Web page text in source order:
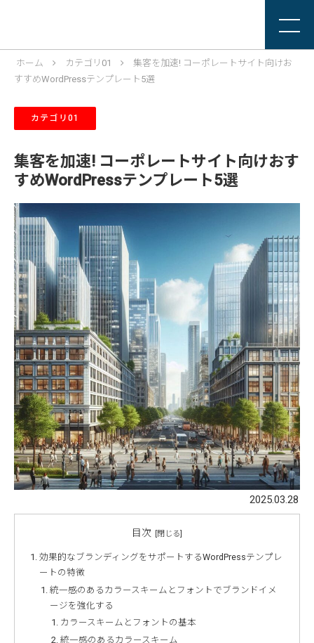
ホーム カテゴリ01
集客を加速! コーポレートサイト向けお
すすめWordPressテンプレート5選
カテゴリ01
集客を加速! コーポレートサイト向けおす
すめWordPressテンプレート5選
2025.03.28
目次
効果的なブランディングをサポートするWordPressテンプレ
ートの特徴
統一感のあるカラースキームとフォントでブランドイメ
ージを強化する
カラースキームとフォントの基本
統一感のあるカラースキーム